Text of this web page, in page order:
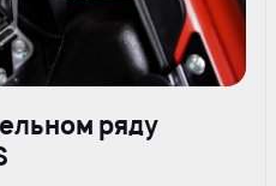
ряду